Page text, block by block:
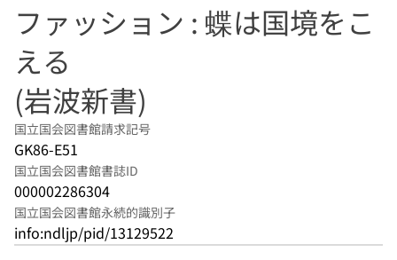
ファッション : 蝶は国境をこ
える
(岩波新書)
国立国会図書館請求記号
GK86-E51
国立国会図書館書誌ID
000002286304
国立国会図書館永続的識別子
info:ndljp/pid/13129522